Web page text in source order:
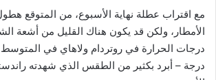
مع اقتراب عطلة نهاية الأسبوع، من المتوقع
الأمطار، ولكن قد يكون هناك القليل من أشعة
درجة – أبرد بكثير من الطقس الذي شهدته